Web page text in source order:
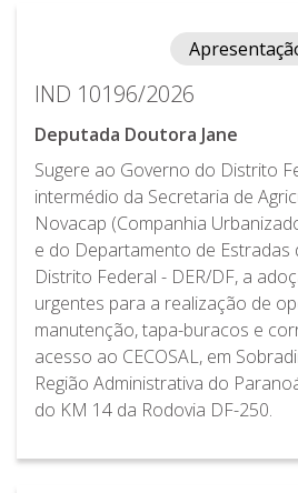
IND 10196/2026
Deputada Doutora Jane
Sugere ao Governo do Distrito
intermédio da Secretaria de
Novacap (Companhia
e do Departamento de Estradas
Distrito Federal - DER/DF, a
urgentes para a realização de
manutenção, tapa-buracos e
acesso ao CECOSAL, em
Região Administrativa do
do KM 14 da Rodovia DF-250.